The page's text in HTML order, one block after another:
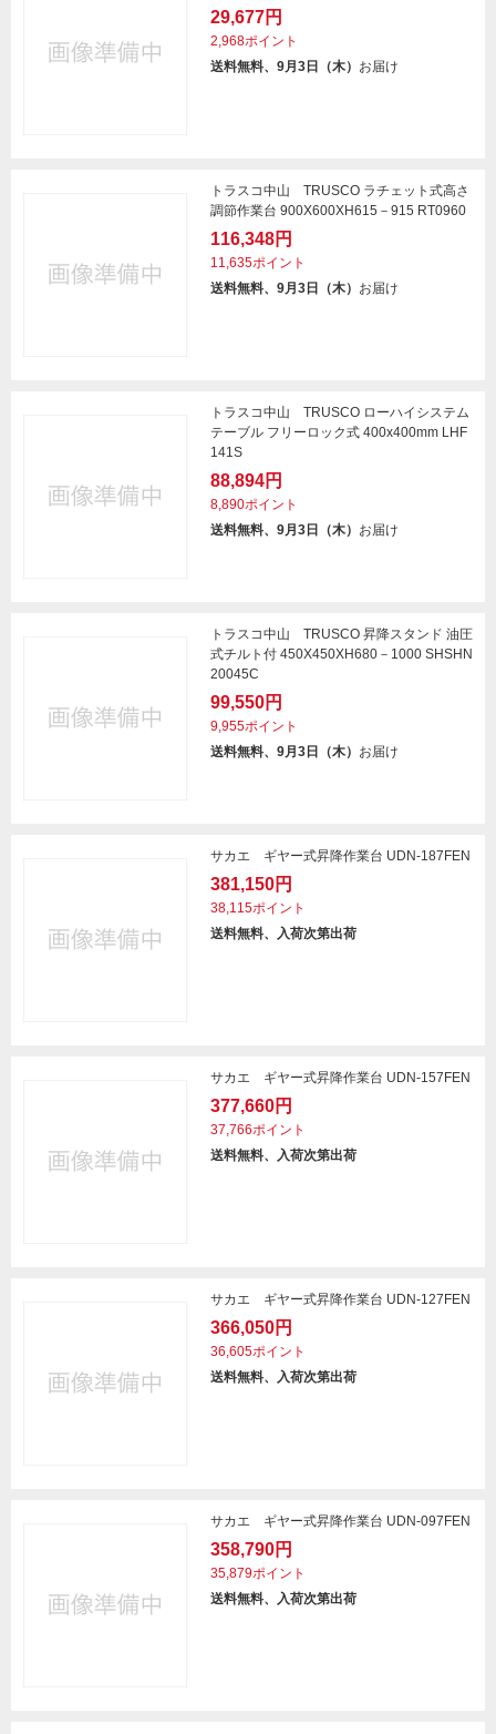
29,677円
2,968ポイント
送料無料、9月3日（木） お届け
トラスコ中山 TRUSCO ラチェット式高さ
調節作業台 900X600XH615－915 RT0960
116,348円
11,635ポイント
送料無料、9月3日（木） お届け
トラスコ中山 TRUSCO ローハイシステム
テーブル フリーロック式 400x400mm LHF
141S
88,894円
8,890ポイント
送料無料、9月3日（木） お届け
トラスコ中山 TRUSCO 昇降スタンド 油圧
式チルト付 450X450XH680－1000 SHSHN
20045C
99,550円
9,955ポイント
送料無料、9月3日（木） お届け
サカエ ギヤー式昇降作業台 UDN-187FEN
381,150円
38,115ポイント
送料無料、入荷次第出荷
サカエ ギヤー式昇降作業台 UDN-157FEN
377,660円
37,766ポイント
送料無料、入荷次第出荷
サカエ ギヤー式昇降作業台 UDN-127FEN
366,050円
36,605ポイント
送料無料、入荷次第出荷
サカエ ギヤー式昇降作業台 UDN-097FEN
358,790円
35,879ポイント
送料無料、入荷次第出荷